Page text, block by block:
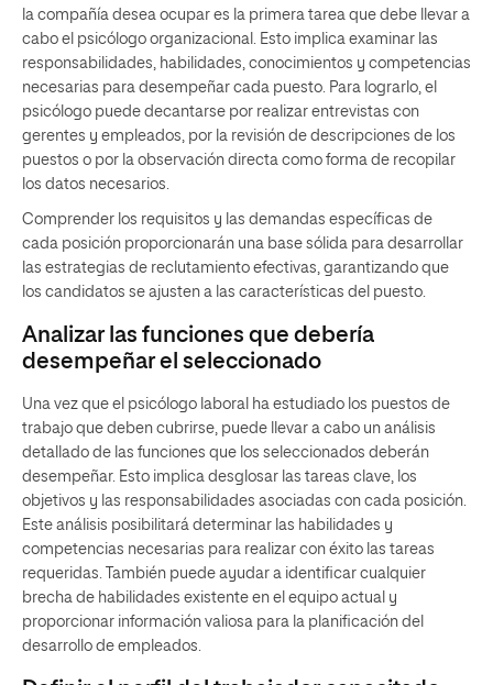
la compañía desea ocupar es la primera tarea que debe llevar a
cabo el psicólogo organizacional. Esto implica examinar las
responsabilidades, habilidades, conocimientos y competencias
necesarias para desempeñar cada puesto. Para lograrlo, el
psicólogo puede decantarse por realizar entrevistas con
gerentes y empleados, por la revisión de descripciones de los
puestos o por la observación directa como forma de recopilar
los datos necesarios.
Comprender los requisitos y las demandas específicas de
cada posición proporcionarán una base sólida para desarrollar
las estrategias de reclutamiento efectivas, garantizando que
los candidatos se ajusten a las características del puesto.
Analizar las funciones que debería
desempeñar el seleccionado
Una vez que el psicólogo laboral ha estudiado los puestos de
trabajo que deben cubrirse, puede llevar a cabo un análisis
detallado de las funciones que los seleccionados deberán
desempeñar. Esto implica desglosar las tareas clave, los
objetivos y las responsabilidades asociadas con cada posición.
Este análisis posibilitará determinar las habilidades y
competencias necesarias para realizar con éxito las tareas
requeridas. También puede ayudar a identificar cualquier
brecha de habilidades existente en el equipo actual y
proporcionar información valiosa para la planificación del
desarrollo de empleados.